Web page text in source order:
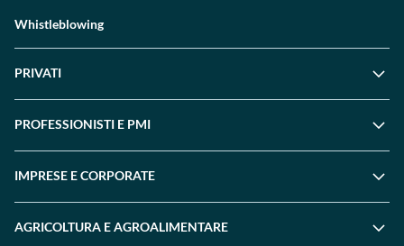
Whistleblowing
PRIVATI
PROFESSIONISTI E PMI
IMPRESE E CORPORATE
AGRICOLTURA E AGROALIMENTARE